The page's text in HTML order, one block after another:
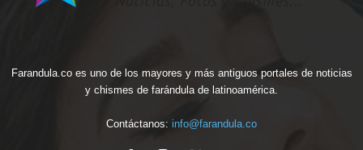
Farandula.co es uno de los mayores y más antiguos portales de noticias
y chismes de farándula de latinoamérica.
Contáctanos: info@farandula.co